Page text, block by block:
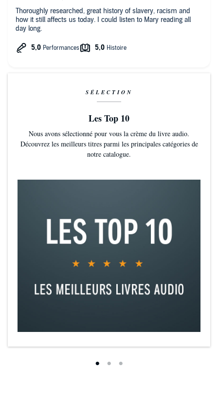
Thoroughly researched, great history of slavery, racism and
how it still affects us today. I could listen to Mary reading all
day long.
SÉLECTION
Les Top 10
Nous avons sélectionné pour vous la crème du livre audio.
Découvrez les meilleurs titres parmi les principales catégories de
notre catalogue.